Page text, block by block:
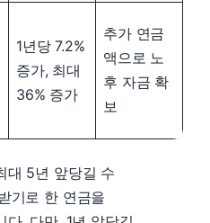
1년당 7.2%
증가, 최대
36% 증가
추가 연금
액으로 노
후 자금 확
보
대 5년 앞당길 수
기로 한 연금을